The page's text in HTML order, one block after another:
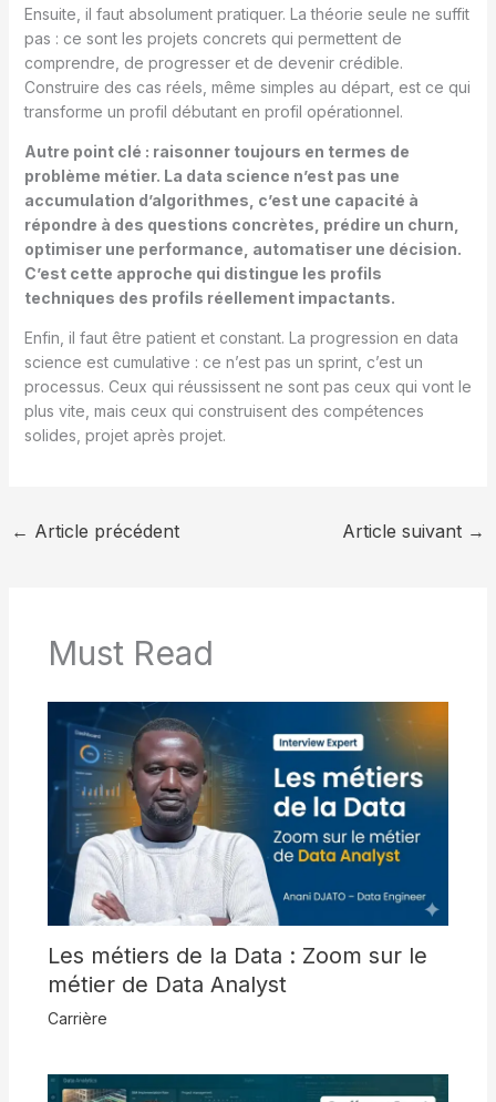
Ensuite, il faut absolument pratiquer. La théorie seule ne suffit
pas : ce sont les projets concrets qui permettent de
comprendre, de progresser et de devenir crédible.
Construire des cas réels, même simples au départ, est ce qui
transforme un profil débutant en profil opérationnel.
Autre point clé : raisonner toujours en termes de
problème métier. La data science n’est pas une
accumulation d’algorithmes, c’est une capacité à
répondre à des questions concrètes, prédire un churn,
optimiser une performance, automatiser une décision.
C’est cette approche qui distingue les profils
techniques des profils réellement impactants.
Enfin, il faut être patient et constant. La progression en data
science est cumulative : ce n’est pas un sprint, c’est un
processus. Ceux qui réussissent ne sont pas ceux qui vont le
plus vite, mais ceux qui construisent des compétences
solides, projet après projet.
← Article précédent Article suivant →
Must Read
Les métiers de la Data : Zoom sur le
métier de Data Analyst
Carrière